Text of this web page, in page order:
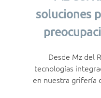
soluciones
Desde Mz del
tecnologías
en nuestra grifería